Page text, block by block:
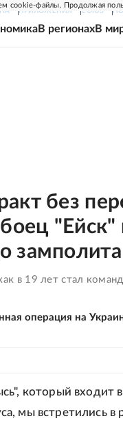
cookie-файлы. Продолжая
ПРИЛОЖЕНИЯ СОЮЗ
В регионахВ
без
замполита
в 19 лет стал
операция на
который входит
мы встретились в